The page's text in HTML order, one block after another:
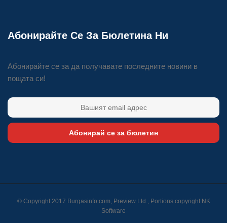
Абонирайте Се За Бюлетина Ни
Абонирайте се за да получавате последните новини в
пощата си!
Абонирай се за бюлетин
© Copyright 2017 Burgasinfo.com, Preview Ltd., Portions copyright NK
Software